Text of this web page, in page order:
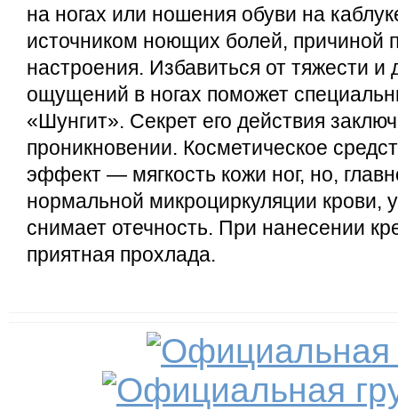
на ногах или ношения обуви на
источником ноющих болей, причиной
настроения. Избавиться от тяжести
ощущений в ногах поможет
«Шунгит». Секрет его действия
проникновении. Косметическое
эффект — мягкость кожи ног, но,
нормальной микроциркуляции крови,
снимает отечность. При нанесении
приятная прохлада.